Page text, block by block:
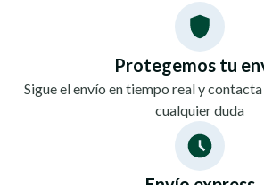
Protegemos tu
Sigue el envío en tiempo real y
cualquier duda